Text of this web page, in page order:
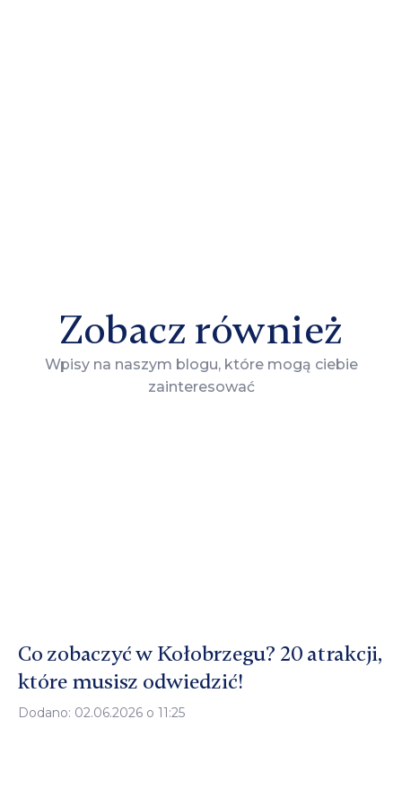
Zobacz również
Wpisy na naszym blogu, które mogą ciebie
zainteresować
Co zobaczyć w Kołobrzegu? 20 atrakcji,
które musisz odwiedzić!
Dodano: 02.06.2026 o 11:25